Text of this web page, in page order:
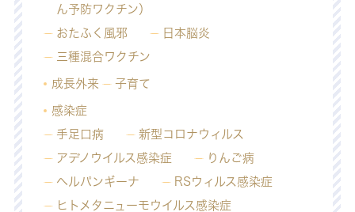
ん予防ワクチン）
おたふく風邪
日本脳炎
三種混合ワクチン
成長外来 子育て
感染症
手足口病
新型コロナウィルス
アデノウイルス感染症
りんご病
ヘルパンギーナ
RSウィルス感染症
ヒトメタニューモウイルス感染症